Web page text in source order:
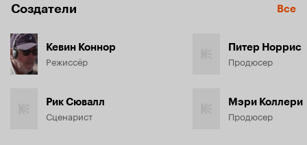
Создатели Все
Кевин Коннор
Режиссёр
Рик Сювалл
Сценарист
Питер Норрис
Продюсер
Мэри Коллери
Продюсер